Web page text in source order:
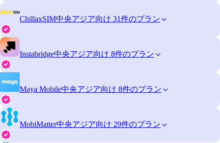
ChillaxSIM中央アジア向け 31件のプラン
Instabridge中央アジア向け 8件のプラン
Maya Mobile中央アジア向け 8件のプラン
MobiMatter中央アジア向け 29件のプラン